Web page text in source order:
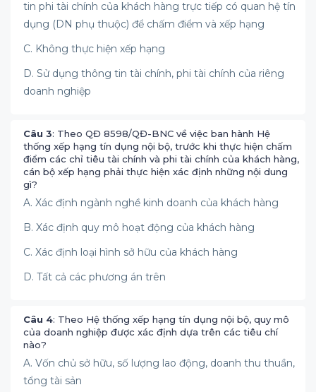
tin phi tài chính của khách hàng trực tiếp có quan hệ tín
dụng (DN phụ thuộc) để chấm điểm và xếp hạng
C. Không thực hiện xếp hạng
D. Sử dụng thông tin tài chính, phi tài chính của riêng
doanh nghiệp
Câu 3: Theo QĐ 8598/QĐ-BNC về việc ban hành Hệ
thống xếp hạng tín dụng nội bộ, trước khi thực hiện chấm
điểm các chỉ tiêu tài chính và phi tài chính của khách hàng,
cán bộ xếp hạng phải thực hiện xác định những nội dung
gì?
A. Xác định ngành nghề kinh doanh của khách hàng
B. Xác định quy mô hoạt động của khách hàng
C. Xác định loại hình sở hữu của khách hàng
D. Tất cả các phương án trên
Câu 4: Theo Hệ thống xếp hạng tín dụng nội bộ, quy mô
của doanh nghiệp được xác định dựa trên các tiêu chí
nào?
A. Vốn chủ sở hữu, số lượng lao động, doanh thu thuần,
tổng tài sản